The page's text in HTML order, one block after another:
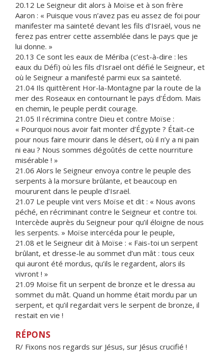
20.12 Le Seigneur dit alors à Moïse et à son frère
Aaron : « Puisque vous n’avez pas eu assez de foi pour
manifester ma sainteté devant les fils d’Israël, vous ne
ferez pas entrer cette assemblée dans le pays que je
lui donne. »
20.13 Ce sont les eaux de Mériba (c’est-à-dire : les
eaux du Défi) où les fils d’Israël ont défié le Seigneur, et
où le Seigneur a manifesté parmi eux sa sainteté.
21.04 Ils quittèrent Hor-la-Montagne par la route de la
mer des Roseaux en contournant le pays d’Édom. Mais
en chemin, le peuple perdit courage.
21.05 Il récrimina contre Dieu et contre Moïse :
« Pourquoi nous avoir fait monter d’Égypte ? Était-ce
pour nous faire mourir dans le désert, où il n’y a ni pain
ni eau ? Nous sommes dégoûtés de cette nourriture
misérable ! »
21.06 Alors le Seigneur envoya contre le peuple des
serpents à la morsure brûlante, et beaucoup en
moururent dans le peuple d’Israël.
21.07 Le peuple vint vers Moïse et dit : « Nous avons
péché, en récriminant contre le Seigneur et contre toi.
Intercède auprès du Seigneur pour qu’il éloigne de nous
les serpents. » Moïse intercéda pour le peuple,
21.08 et le Seigneur dit à Moïse : « Fais-toi un serpent
brûlant, et dresse-le au sommet d’un mât : tous ceux
qui auront été mordus, qu’ils le regardent, alors ils
vivront ! »
21.09 Moïse fit un serpent de bronze et le dressa au
sommet du mât. Quand un homme était mordu par un
serpent, et qu’il regardait vers le serpent de bronze, il
restait en vie !
RÉPONS
R/ Fixons nos regards sur Jésus, sur Jésus crucifié !